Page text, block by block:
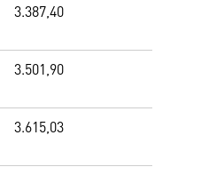
3.387,40
3.501,90
3.615,03